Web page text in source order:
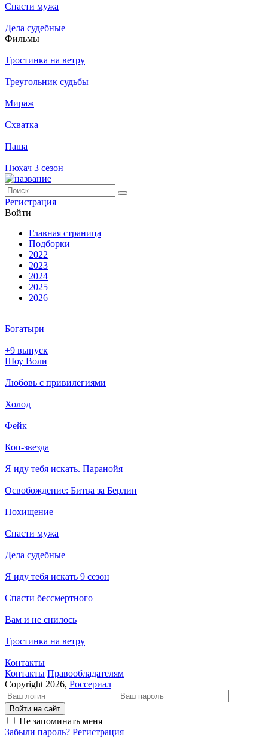
Спасти мужа
Дела судебные
Филь­мы
Тростинка на ветру
Треугольник судьбы
Мираж
Схватка
Паша
Нюхач 3 сезон
Ре­ги­ст­ра­ция
Вой­ти
Глав­ная стра­ни­ца
Подборки
2022
2023
2024
2025
2026
Богатыри
+9 выпуск
Шоу Воли
Любовь с привилегиями
Холод
Фейк
Коп-звезда
Я иду тебя искать. Паранойя
Освобождение: Битва за Берлин
Похищение
Спасти мужа
Дела судебные
Я иду тебя искать 9 сезон
Спасти бессмертного
Вам и не снилось
Тростинка на ветру
Контакты
Кон­так­ты Пра­во­об­ла­да­те­лям
Copyright 2026, Россериал
Войти на сайт
Не запоминать меня
Забыли пароль? Регистрация